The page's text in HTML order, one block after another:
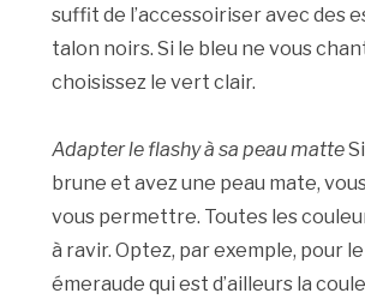
suffit de l’accessoiriser avec des
talon noirs. Si le bleu ne vous
choisissez le vert clair.
Adapter le flashy à sa peau matte
brune et avez une peau mate,
vous permettre. Toutes les
à ravir. Optez, par exemple, pour
émeraude qui est d’ailleurs la